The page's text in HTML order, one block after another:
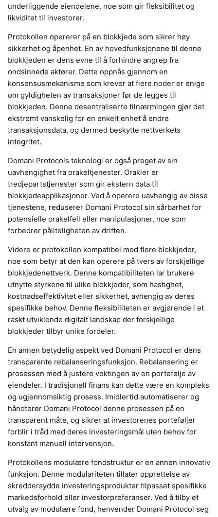
underliggende eiendelene, noe som gir fleksibilitet og
likviditet til investorer.
Protokollen opererer på en blokkjede som sikrer høy
sikkerhet og åpenhet. En av hovedfunksjonene til denne
blokkjeden er dens evne til å forhindre angrep fra
ondsinnede aktører. Dette oppnås gjennom en
konsensusmekanisme som krever at flere noder er enige
om gyldigheten av transaksjoner før de legges til
blokkjeden. Denne desentraliserte tilnærmingen gjør det
ekstremt vanskelig for en enkelt enhet å endre
transaksjonsdata, og dermed beskytte nettverkets
integritet.
Domani Protocols teknologi er også preget av sin
uavhengighet fra orakeltjenester. Orakler er
tredjepartstjenester som gir ekstern data til
blokkjedeapplikasjoner. Ved å operere uavhengig av disse
tjenestene, reduserer Domani Protocol sin sårbarhet for
potensielle orakelfeil eller manipulasjoner, noe som
forbedrer påliteligheten av driften.
Videre er protokollen kompatibel med flere blokkjeder,
noe som betyr at den kan operere på tvers av forskjellige
blokkjedenettverk. Denne kompatibiliteten lar brukere
utnytte styrkene til ulike blokkjeder, som hastighet,
kostnadseffektivitet eller sikkerhet, avhengig av deres
spesifikke behov. Denne fleksibiliteten er avgjørende i et
raskt utviklende digitalt landskap der forskjellige
blokkjeder tilbyr unike fordeler.
En annen betydelig aspekt ved Domani Protocol er dens
transparente rebalanseringsfunksjon. Rebalansering er
prosessen med å justere vektingen av en portefølje av
eiendeler. I tradisjonell finans kan dette være en kompleks
og ugjennomsiktig prosess. Imidlertid automatiserer og
håndterer Domani Protocol denne prosessen på en
transparent måte, og sikrer at investorenes porteføljer
forblir i tråd med deres investeringsmål uten behov for
konstant manuell intervensjon.
Protokollens modulære fondstruktur er en annen innovativ
funksjon. Denne modulariteten tillater opprettelse av
skreddersydde investeringsprodukter tilpasset spesifikke
markedsforhold eller investorpreferanser. Ved å tilby et
utvalg av modulære fond, henvender Domani Protocol seg